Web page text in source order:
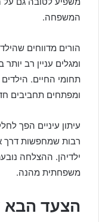
המשפחה.
הורים מדווחים
ומגלים עניין רב
תחומי החיים.
ומפתחים תחביבים
עיתון עיניים הפך
רבות שמחפשות דרך
ילדיהן. ההצלחה
משפחתית מהנה.
הצעד